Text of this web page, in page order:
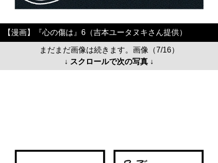
【漫画】『心の傷は』6（吉本ユータヌキさん提供）
まだまだ画像は続きます。画像（7/16）
↓ スクロールで次の写真 ↓